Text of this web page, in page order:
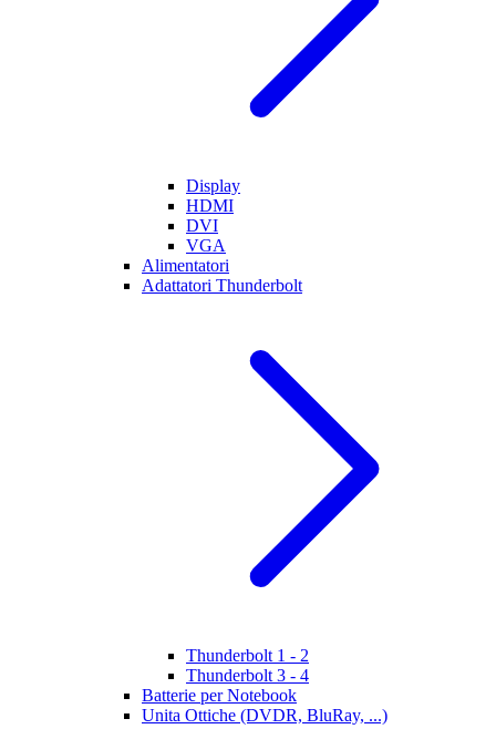
Display
HDMI
DVI
VGA
Alimentatori
Adattatori Thunderbolt
Thunderbolt 1 - 2
Thunderbolt 3 - 4
Batterie per Notebook
Unita Ottiche (DVDR, BluRay, ...)